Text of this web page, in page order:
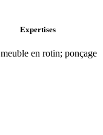
Expertises
en rotin; ponçage